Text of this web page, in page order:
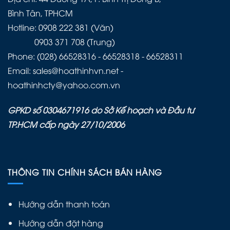
Bình Tân, TPHCM
Hotline: 0908 222 381 (Văn)
0903 371 708 (Trung)
Phone: (028) 66528316 - 66528318 - 66528311
Email: sales@hoathinhvn.net -
hoathinhcty@yahoo.com.vn
GPKD số 0304671916 do Sở Kế hoạch và Đầu tư
TP.HCM cấp ngày 27/10/2006
THÔNG TIN CHÍNH SÁCH BÁN HÀNG
Hướng dẫn thanh toán
Hướng dẫn đặt hàng